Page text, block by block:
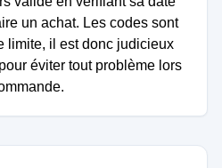
un achat. Les codes sont
limite, il est donc judicieux
éviter tout problème lors